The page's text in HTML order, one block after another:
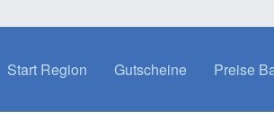
Start Region Gutscheine Preise